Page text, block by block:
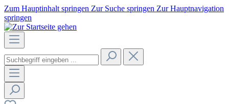
Zum Hauptinhalt springen Zur Suche springen Zur Hauptnavigation
springen